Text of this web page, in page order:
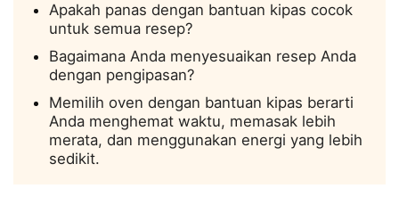
Apakah panas dengan bantuan kipas cocok
untuk semua resep?
Bagaimana Anda menyesuaikan resep Anda
dengan pengipasan?
Memilih oven dengan bantuan kipas berarti
Anda menghemat waktu, memasak lebih
merata, dan menggunakan energi yang lebih
sedikit.